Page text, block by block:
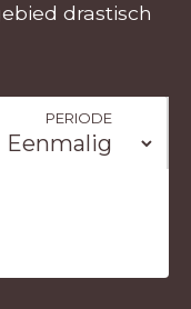
drastisch
PERIODE